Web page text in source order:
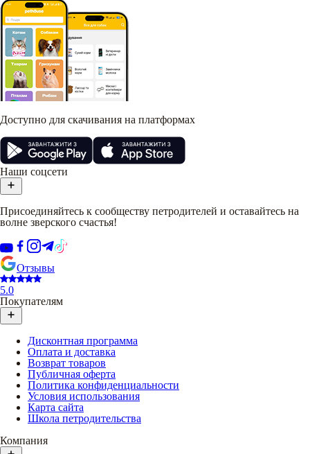
Доступно для скачивания на платформах
Наши соцсети
Присоединяйтесь к сообществу петродителей и оставайтесь на
волне зверского счастья!
Отзывы
5.0
Покупателям
Дисконтная программа
Оплата и доставка
Возврат товаров
Публичная оферта
Политика конфиденциальности
Условия использования
Карта сайта
Школа петродительства
Компания